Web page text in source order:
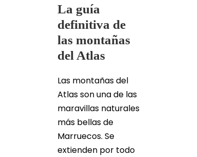
La guía
definitiva de
las montañas
del Atlas
Las montañas del
Atlas son una de las
maravillas naturales
más bellas de
Marruecos. Se
extienden por todo